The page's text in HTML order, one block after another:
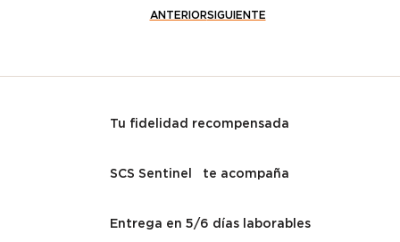
ANTERIORSIGUIENTE
Tu fidelidad recompensada
SCS Sentinel te acompaña
Entrega en 5/6 días laborables